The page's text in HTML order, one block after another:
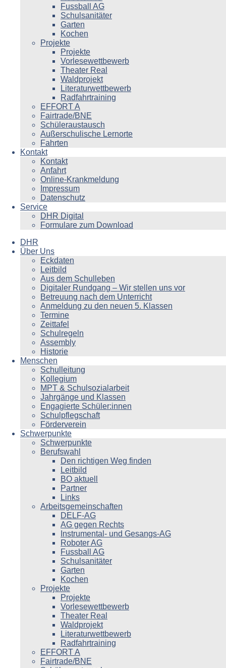
Fussball AG
Schulsanitäter
Garten
Kochen
Projekte
Projekte
Vorlesewettbewerb
Theater Real
Waldprojekt
Literaturwettbewerb
Radfahrtraining
EFFORT A
Fairtrade/BNE
Schüleraustausch
Außerschulische Lernorte
Fahrten
Kontakt
Kontakt
Anfahrt
Online-Krankmeldung
Impressum
Datenschutz
Service
DHR Digital
Formulare zum Download
DHR
Über Uns
Eckdaten
Leitbild
Aus dem Schulleben
Digitaler Rundgang – Wir stellen uns vor
Betreuung nach dem Unterricht
Anmeldung zu den neuen 5. Klassen
Termine
Zeittafel
Schulregeln
Assembly
Historie
Menschen
Schulleitung
Kollegium
MPT & Schulsozialarbeit
Jahrgänge und Klassen
Engagierte Schüler:innen
Schulpflegschaft
Förderverein
Schwerpunkte
Schwerpunkte
Berufswahl
Den richtigen Weg finden
Leitbild
BO aktuell
Partner
Links
Arbeitsgemeinschaften
DELF-AG
AG gegen Rechts
Instrumental- und Gesangs-AG
Roboter AG
Fussball AG
Schulsanitäter
Garten
Kochen
Projekte
Projekte
Vorlesewettbewerb
Theater Real
Waldprojekt
Literaturwettbewerb
Radfahrtraining
EFFORT A
Fairtrade/BNE